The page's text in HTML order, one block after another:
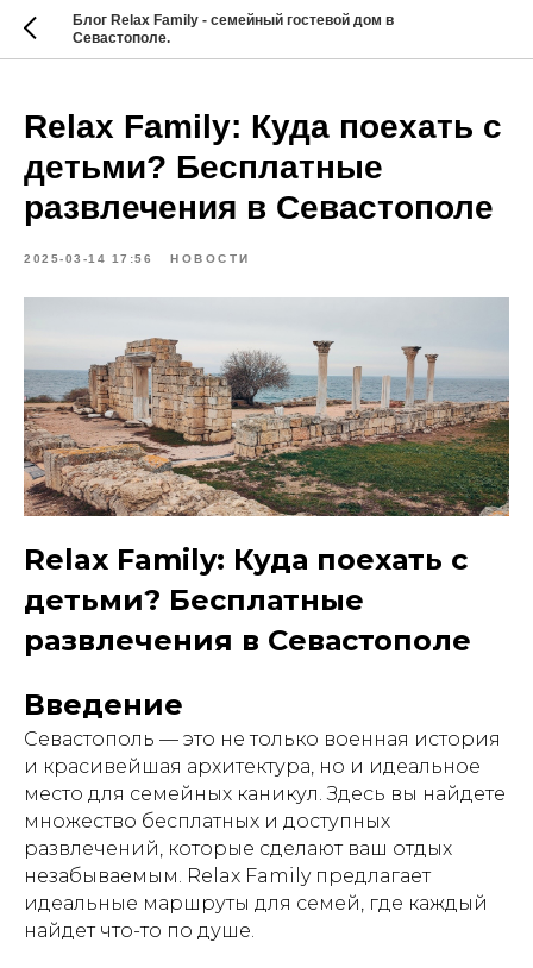
Блог Relax Family - семейный гостевой дом в
Севастополе.
Relax Family: Куда поехать с
детьми? Бесплатные
развлечения в Севастополе
2025-03-14 17:56 НОВОСТИ
Relax Family: Куда поехать с
детьми? Бесплатные
развлечения в Севастополе
Введение
Севастополь — это не только военная история
и красивейшая архитектура, но и идеальное
место для семейных каникул. Здесь вы найдете
множество бесплатных и доступных
развлечений, которые сделают ваш отдых
незабываемым. Relax Family предлагает
идеальные маршруты для семей, где каждый
найдет что-то по душе.